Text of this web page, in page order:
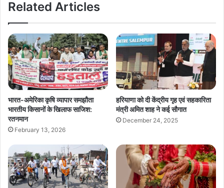
Related Articles
भारत-अमेरिका कृषि व्यापार समझौता
भारतीय किसानों के खिलाफ साजिश:
रतनमान
February 13, 2026
हरियाणा को दी केंद्रीय गृह एवं सहकारिता
मंत्री अमित शाह ने कई सौगात
December 24, 2025